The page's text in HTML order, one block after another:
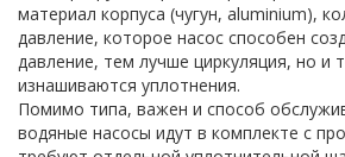
материал корпуса (чугун, aluminium),
давление, которое насос способен
давление, тем лучше циркуляция, но и
изнашиваются уплотнения.
Помимо типа, важен и способ
водяные насосы идут в комплекте с